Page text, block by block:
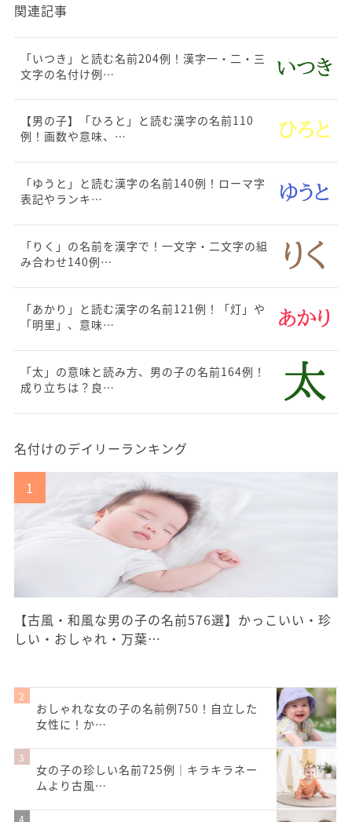
関連記事
「いつき」と読む名前204例！漢字一・二・三
文字の名付け例…
【男の子】「ひろと」と読む漢字の名前110
例！画数や意味、…
「ゆうと」と読む漢字の名前140例！ローマ字
表記やランキ…
「りく」の名前を漢字で！一文字・二文字の組
み合わせ140例…
「あかり」と読む漢字の名前121例！「灯」や
「明里」、意味…
「太」の意味と読み方、男の子の名前164例！
成り立ちは？良…
名付けのデイリーランキング
【古風・和風な男の子の名前576選】かっこいい・珍
しい・おしゃれ・万葉…
おしゃれな女の子の名前例750！自立した
女性に！か…
女の子の珍しい名前725例｜キラキラネー
ムより古風…